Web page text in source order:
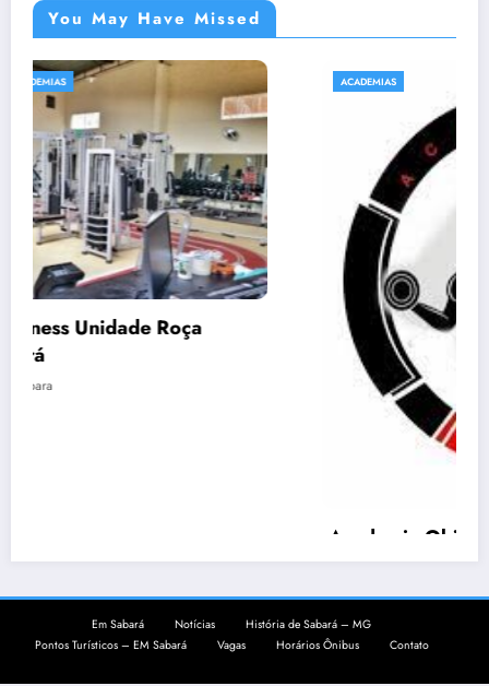
You May Have Missed
ACADEMIAS
Academia Objetivo Força em Sabará
22 de novembro de 2021 emsabara